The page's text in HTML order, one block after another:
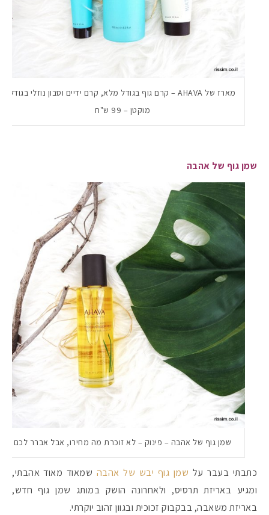
מארז של AHAVA – קרם גוף בגודל מלא, קרם ידיים וסבון נוזלי בגודל
מוקטן – 99 ש"ח
שמן גוף של אהבה
שמן גוף של אהבה – פינוק – לא זוכרת מה מחירו, אבל אברר לכם
כתבתי בעבר על שמן גוף יבש של אהבה שמאוד מאוד אהבתי,
ומגיע באריזת תרסיס, ולאחרונה הושק במותג שמן גוף חדש,
באריזת משאבה, בבקבוק זכוכית ובגוון זהוב יוקרתי.